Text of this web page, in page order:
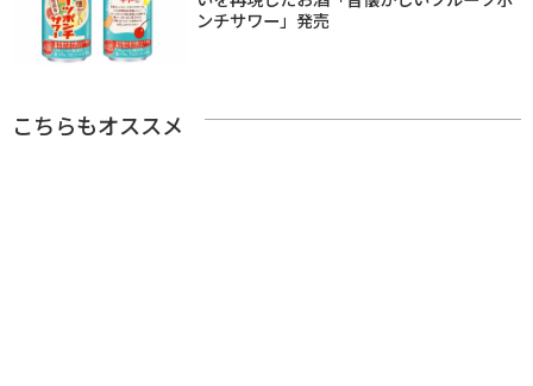
ンチサワー」発売
こちらもオススメ